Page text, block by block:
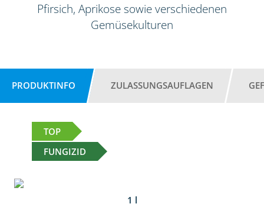
Pfirsich, Aprikose sowie verschiedenen
Gemüsekulturen
PRODUKTINFO ZULASSUNGSAUFLAGEN
TOP
FUNGIZID
1 l